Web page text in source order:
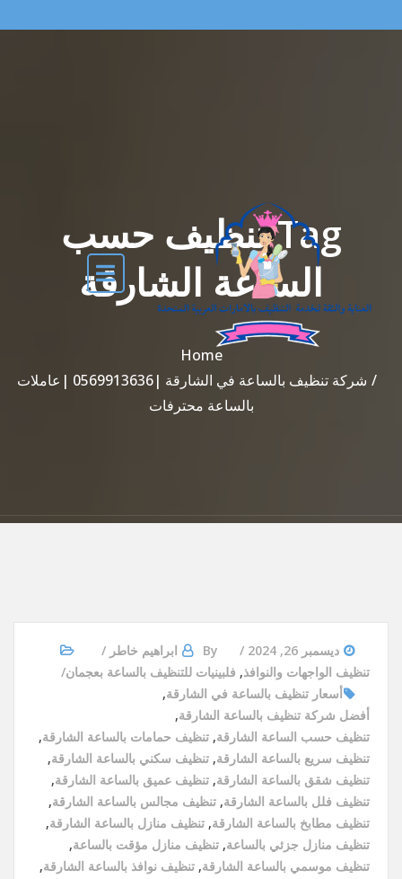
Tag تنظيف حسب
الساعة الشارقة
Home
شركة تنظيف بالساعة في الشارقة |0569913636 |عاملات
بالساعة محترفات
ديسمبر 26, 2024 By
ابراهيم خاطر
تنظيف الواجهات والنوافذ, فلبينيات للتنظيف بالساعة بعجمان
أسعار تنظيف بالساعة في الشارقة,
أفضل شركة تنظيف بالساعة الشارقة,
تنظيف حسب الساعة الشارقة, تنظيف حمامات بالساعة الشارقة,
تنظيف سريع بالساعة الشارقة, تنظيف سكني بالساعة الشارقة,
تنظيف شقق بالساعة الشارقة, تنظيف عميق بالساعة الشارقة,
تنظيف فلل بالساعة الشارقة, تنظيف مجالس بالساعة الشارقة,
تنظيف مطابخ بالساعة الشارقة, تنظيف منازل بالساعة الشارقة,
تنظيف منازل جزئي بالساعة, تنظيف منازل مؤقت بالساعة,
تنظيف موسمي بالساعة الشارقة, تنظيف نوافذ بالساعة الشارقة,